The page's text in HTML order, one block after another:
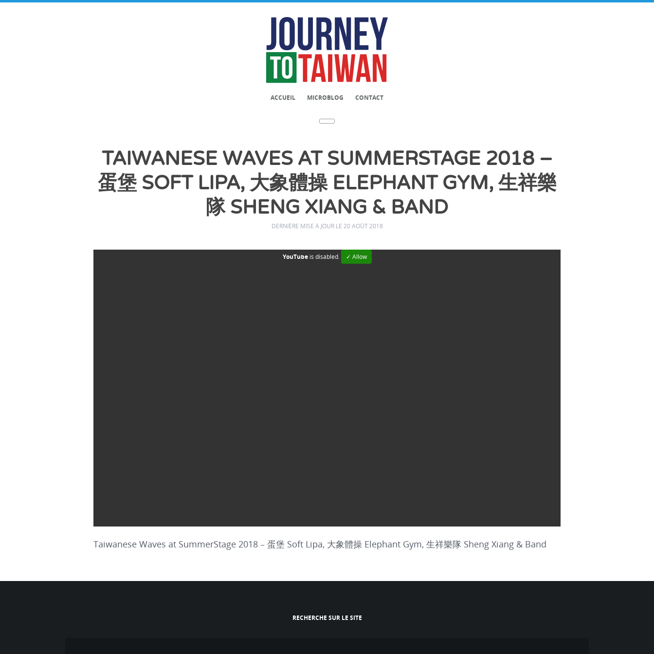
ACCUEIL MICROBLOG CONTACT
TAIWANESE WAVES AT SUMMERSTAGE 2018 –
蛋堡 SOFT LIPA, 大象體操 ELEPHANT GYM, 生祥樂
隊 SHENG XIANG & BAND
DERNIÈRE MISE À JOUR LE 20 AOÛT 2018
YouTubeis disabled. ✓ Allow
Taiwanese Waves at SummerStage 2018 – 蛋堡 Soft Lipa, 大象體操 Elephant Gym, 生祥樂隊 Sheng Xiang & Band
RECHERCHE SUR LE SITE